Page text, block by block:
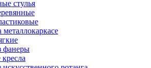
стулья
металлокаркасе
фанеры